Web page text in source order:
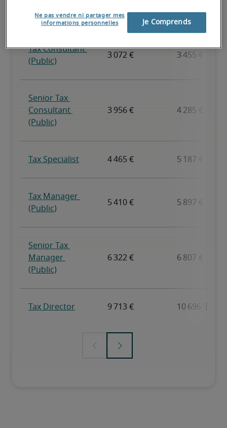
Ne pas vendre ni partager mes
informations personnelles
Je Comprends